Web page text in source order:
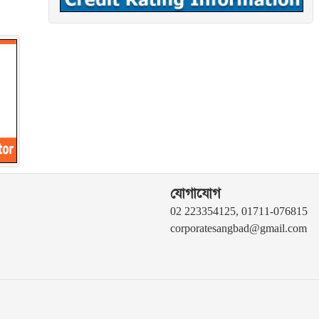
যোগাযোগ
02 223354125, 01711-076815
corporatesangbad@gmail.com